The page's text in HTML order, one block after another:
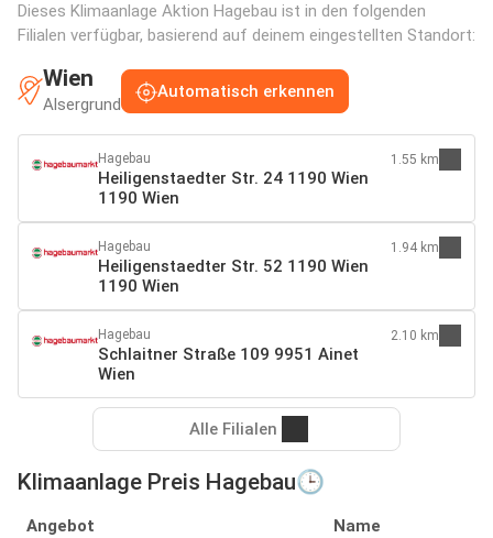
Dieses Klimaanlage Aktion Hagebau ist in den folgenden
Filialen verfügbar, basierend auf deinem eingestellten Standort:
Wien
Alsergrund
Automatisch erkennen
Hagebau
Heiligenstaedter Str. 24 1190 Wien
1190 Wien
1.55 km
Hagebau
Heiligenstaedter Str. 52 1190 Wien
1190 Wien
1.94 km
Hagebau
Schlaitner Straße 109 9951 Ainet
Wien
2.10 km
Alle Filialen
Klimaanlage Preis Hagebau🕒
Angebot Name